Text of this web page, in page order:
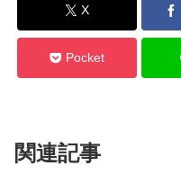
X
Pocket
関連記事